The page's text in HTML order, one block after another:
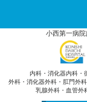
小西第一病院
内科・消化器内科・
外科・消化器外科・肛門外
乳腺外科・血管外